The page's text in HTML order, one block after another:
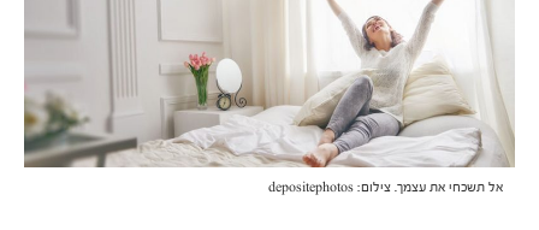
אל תשכחי את עצמך. צילום: depositephotos